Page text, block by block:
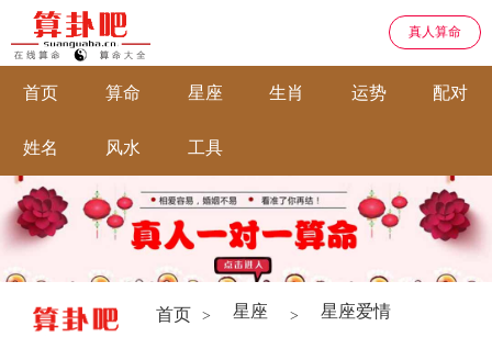
真人算命
首页 算命 星座 生肖 运势 配对
姓名 风水 工具
首页 > 星座 > 星座爱情